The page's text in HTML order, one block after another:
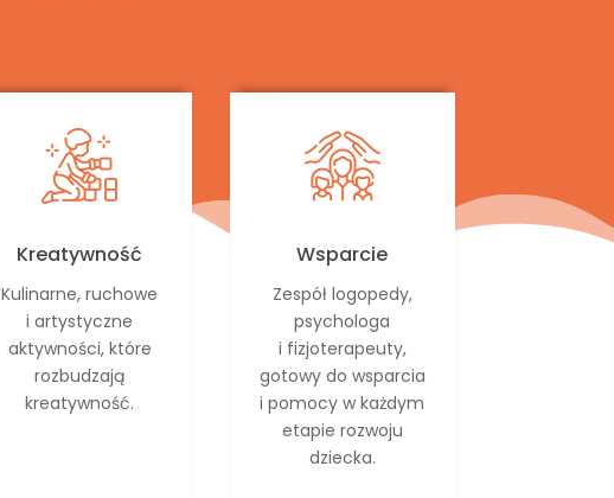
Kreatywność
Kulinarne, ruchowe
i artystyczne
aktywności, które
rozbudzają
kreatywność.
Wsparcie
Zespół logopedy,
psychologa
i fizjoterapeuty,
gotowy do wsparcia
i pomocy w każdym
etapie rozwoju
dziecka.